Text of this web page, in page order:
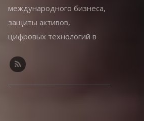
международного бизнеса,
защиты активов,
цифровых технологий в
собственного онлайн-